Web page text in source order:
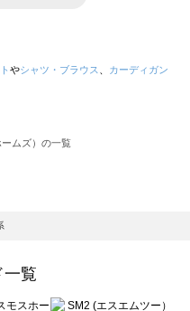
やシャツ・ブラウス
カーディガン
ムズ）の一覧
ンサモスモス）の一覧
）の一覧
一覧